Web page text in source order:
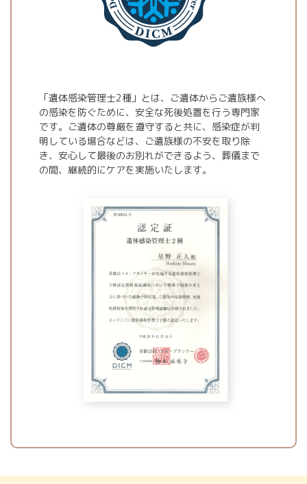
「遺体感染管理士2種」とは、ご遺体からご遺族様へ
の感染を防ぐために、安全な死後処置を行う専門家
です。ご遺体の尊厳を遵守すると共に、感染症が判
明している場合などは、ご遺族様の不安を取り除
き、安心して最後のお別れができるよう、葬儀まで
の間、継続的にケアを実施いたします。